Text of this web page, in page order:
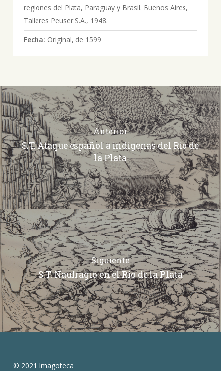
regiones del Plata, Paraguay y Brasil. Buenos Aires,
Talleres Peuser S.A., 1948.
Fecha: Original, de 1599
Anterior
S.T. Ataque español a indígenas del Río de
la Plata
Siguiente
S.T. Naufragio en el Río de la Plata
© 2021 Imagoteca.